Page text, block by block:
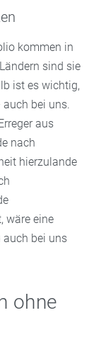
kommen in
sind sie
ist es wichtig,
bei uns.
aus
nach
hierzulande
wäre eine
auch bei uns
ohne